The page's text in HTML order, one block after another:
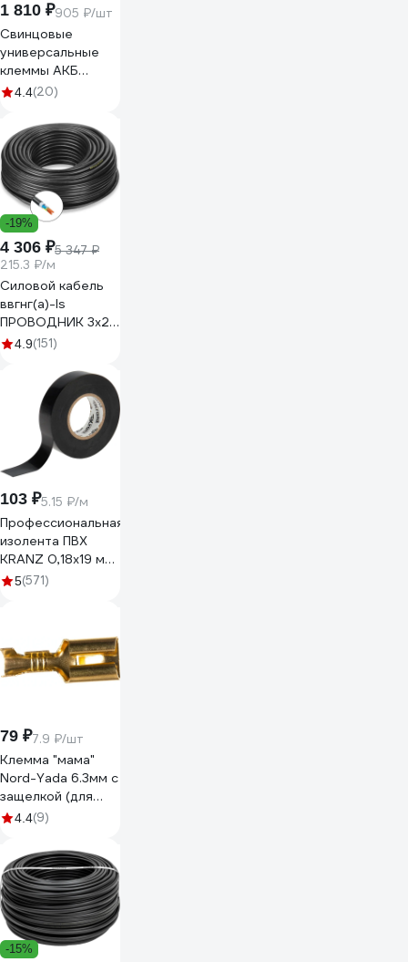
1 810 ₽905 ₽/шт
Свинцовые
универсальные
клеммы АКБ
ДАЛИ-авто болт
4.4(20)
-19%
4 306 ₽5 347 ₽
215.3 ₽/м
Силовой кабель
ввгнг(a)-ls
ПРОВОДНИК 3x2.5
мм2, 20м
4.9(151)
103 ₽5.15 ₽/м
Профессиональная
изолента ПВХ
KRANZ 0,18х19 мм,
20 м, черная KR-
5(571)
79 ₽7.9 ₽/шт
Клемма "мама"
Nord-Yada 6.3мм с
защелкой (для
разъемов) 1.5-
4.4(9)
-15%